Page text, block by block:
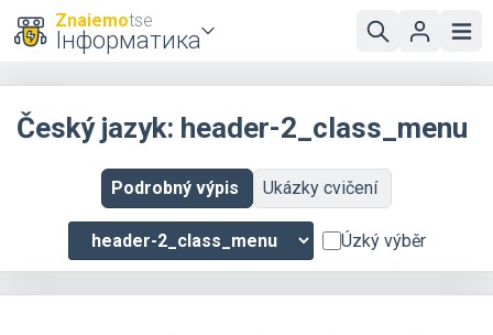
Znaiemotse
Інформатика
Český jazyk: header-2_class_menu
Podrobný výpis Ukázky cvičení
Úzký výběr